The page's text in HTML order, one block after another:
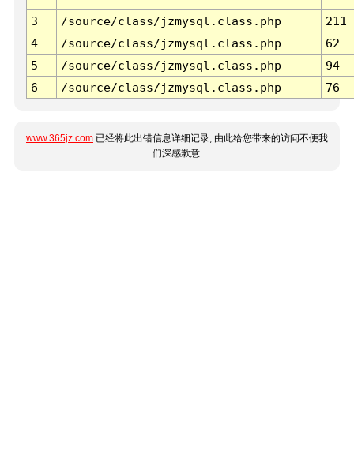
3 /source/class/jzmysql.class.php
211
4
/source/class/jzmysql.class.php
62
5
/source/class/jzmysql.class.php
94
6
/source/class/jzmysql.class.php 76
www.365jz.com 已经将此出错信息详细记录, 由此给您带来的访问不便我
们深感歉意.